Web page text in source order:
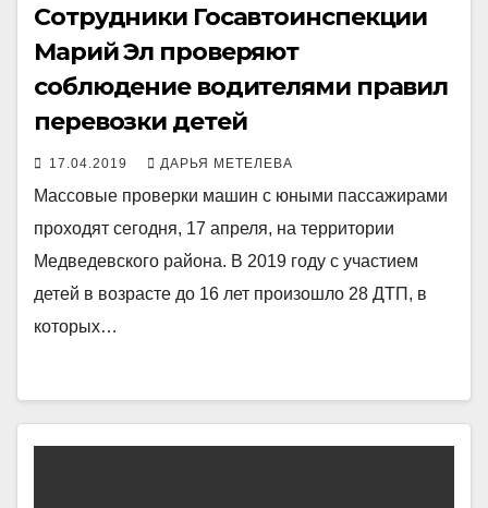
Сотрудники Госавтоинспекции
Марий Эл проверяют
соблюдение водителями правил
перевозки детей
17.04.2019 ДАРЬЯ МЕТЕЛЕВА
Массовые проверки машин с юными пассажирами
проходят сегодня, 17 апреля, на территории
Медведевского района. В 2019 году с участием
детей в возрасте до 16 лет произошло 28 ДТП, в
которых…